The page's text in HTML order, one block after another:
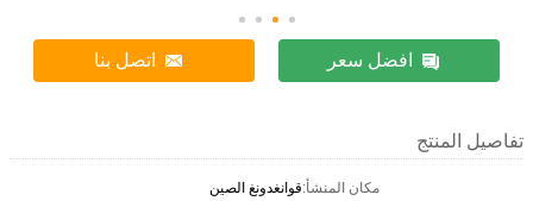
افضل سعر اتصل بنا
تفاصيل المنتج
مكان المنشأ:قوانغدونغ الصين